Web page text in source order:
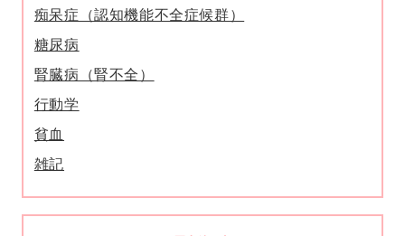
痴呆症（認知機能不全症候群）
糖尿病
腎臓病（腎不全）
行動学
貧血
雑記